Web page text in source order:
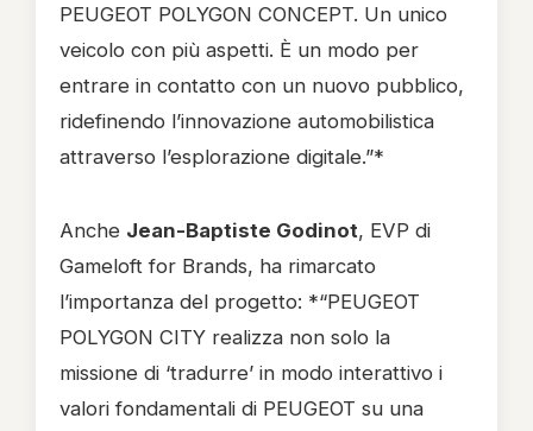
PEUGEOT POLYGON CONCEPT. Un unico
veicolo con più aspetti. È un modo per
entrare in contatto con un nuovo pubblico,
ridefinendo l’innovazione automobilistica
attraverso l’esplorazione digitale.”*
Anche Jean-Baptiste Godinot, EVP di
Gameloft for Brands, ha rimarcato
l’importanza del progetto: *“PEUGEOT
POLYGON CITY realizza non solo la
missione di ‘tradurre’ in modo interattivo i
valori fondamentali di PEUGEOT su una